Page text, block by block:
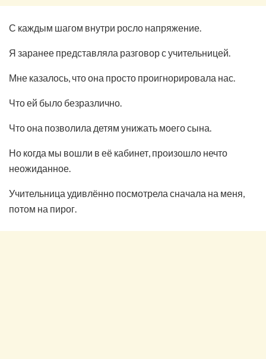
С каждым шагом внутри росло напряжение.
Я заранее представляла разговор с учительницей.
Мне казалось, что она просто проигнорировала нас.
Что ей было безразлично.
Что она позволила детям унижать моего сына.
Но когда мы вошли в её кабинет, произошло нечто
неожиданное.
Учительница удивлённо посмотрела сначала на меня,
потом на пирог.